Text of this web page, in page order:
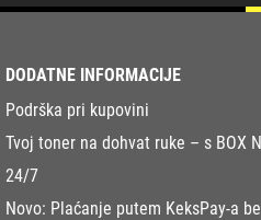
DODATNE INFORMACIJE
Podrška pri kupovini
Tvoj toner na dohvat ruke – s BOX
24/7
Novo: Plaćanje putem KeksPay-a